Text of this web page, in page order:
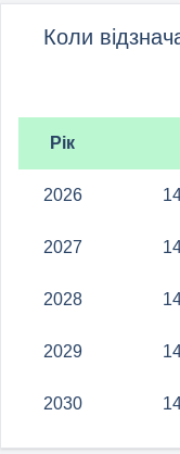
Коли
Рік
2026
2027
2028
2029
2030